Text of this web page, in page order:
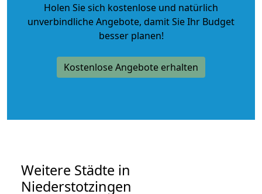
Holen Sie sich kostenlose und natürlich
unverbindliche Angebote, damit Sie Ihr Budget
besser planen!
Kostenlose Angebote erhalten
Weitere Städte in
Niederstotzingen